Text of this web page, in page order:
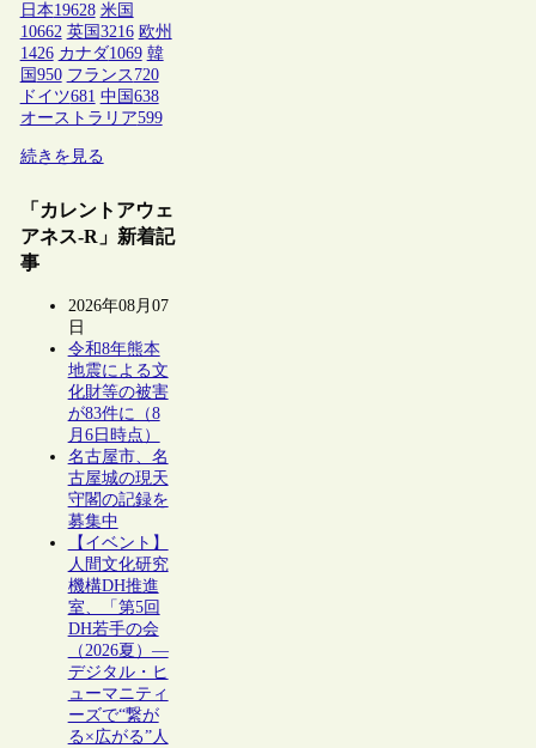
日本19628 米国
10662 英国 3216 欧州
1426 カナダ1069 韓
国 950 フランス 720
ドイツ681 中国 638
オーストラリア599
続きを見る
「カレントアウェ
アネス-R」新着記
事
2026年08月07
日
令和8年熊本
地震による文
化財等の被害
が83件に（8
月6日時点）
名古屋市、名
古屋城の現天
守閣の記録を
募集中
【イベント】
人間文化研究
機構DH推進
室、「第5回
DH若手の会
（2026夏）―
デジタル・ヒ
ューマニティ
ーズで“繋が
る×広がる”人